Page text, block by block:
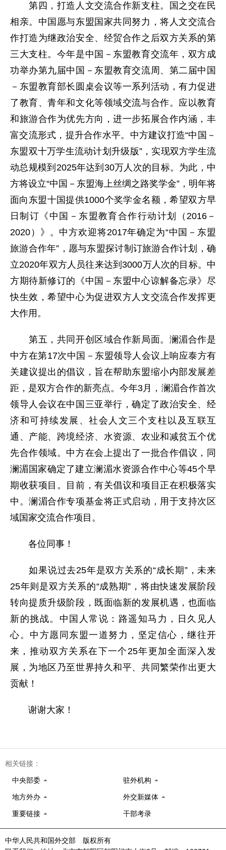
第四，打造人文交流合作新支柱。国之交在民
相亲。中国愿与东盟国家共同努力，将人文交流合
作打造为继政治安全、经贸合作之后双方关系的第
三大支柱。今年是中国－东盟教育交流年，双方成
功举办第九届中国－东盟教育交流周、第二届中国
－东盟教育部长圆桌会议等一系列活动，有力促进
了教育、青年和文化等领域交流与合作。应以教育
和旅游合作为优先方向，进一步拓展合作内涵，丰
富交流形式，提升合作水平。中方建议打造“中国－
东盟双十万学生流动计划升级版”，实现双方学生流
动总规模到2025年达到30万人次的目标。为此，中
方将设立“中国－东盟海上丝绸之路奖学金”，明年将
面向东盟十国提供1000个奖学金名额，希望双方早
日制订《中国－东盟教育合作行动计划（2016－
2020）》。中方欢迎将2017年确定为“中国－东盟
旅游合作年”，愿与东盟探讨制订旅游合作计划，确
立2020年双方人员往来达到3000万人次的目标。中
方期待新修订的《中国－东盟中心谅解备忘录》尽
快生效，希望中心为促进双方人文交流合作发挥更
大作用。
第五，共同开创区域合作新局面。澜湄合作是
中方在第17次中国－东盟领导人会议上响应泰方有
关建议提出的倡议，旨在帮助东盟缩小内部发展差
距，是双方合作的新亮点。今年3月，澜湄合作首次
领导人会议在中国三亚举行，确定了政治安全、经
济和可持续发展、社会人文三个支柱以及互联互
通、产能、跨境经济、水资源、农业和减贫五个优
先合作领域。中方在会上提出了一批合作倡议，同
澜湄国家确定了建立澜湄水资源合作中心等45个早
期收获项目。目前，有关倡议和项目正在积极落实
中。澜湄合作专项基金将正式启动，用于支持次区
域国家交流合作项目。
各位同事！
如果说过去25年是双方关系的“成长期”，未来
25年则是双方关系的“成熟期”，将由快速发展阶段
转向提质升级阶段，既面临新的发展机遇，也面临
新的挑战。中国人常说：路遥知马力，日久见人
心。中方愿同东盟一道努力，坚定信心，继往开
来，推动双方关系在下一个25年更加全面深入发
展，为地区乃至世界持久和平、共同繁荣作出更大
贡献！
谢谢大家！
相关链接：
中央部委 驻外机构
地方外办 外交新媒体
重要链接 干部考录
中华人民共和国外交部 版权所有